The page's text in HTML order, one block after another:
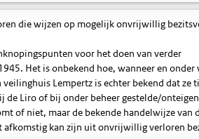
die wijzen op mogelijk onvrijwillig
voor het doen van verder
Het is onbekend hoe, wanneer en onder
Lempertz is echter bekend dat ze
de Liro of bij onder beheer gestelde/
of niet, maar de bekende handelwijze van
afkomstig kan zijn uit onvrijwillig verloren